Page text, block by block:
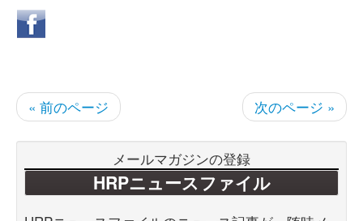
« 前のページ 次のページ »
メールマガジンの登録
HRPニュースファイル